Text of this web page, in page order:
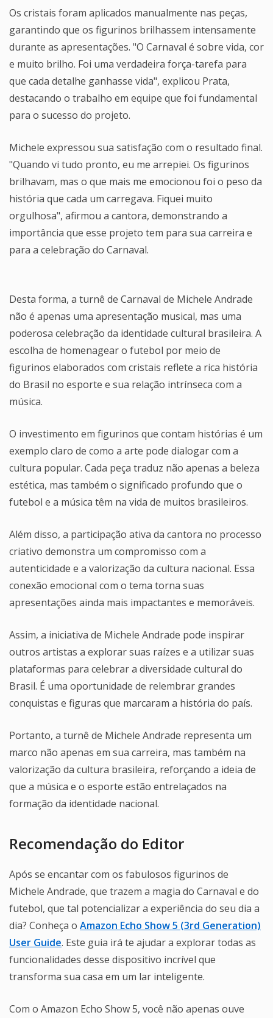
Os cristais foram aplicados manualmente nas peças,
garantindo que os figurinos brilhassem intensamente
durante as apresentações. "O Carnaval é sobre vida, cor
e muito brilho. Foi uma verdadeira força-tarefa para
que cada detalhe ganhasse vida", explicou Prata,
destacando o trabalho em equipe que foi fundamental
para o sucesso do projeto.
Michele expressou sua satisfação com o resultado final.
"Quando vi tudo pronto, eu me arrepiei. Os figurinos
brilhavam, mas o que mais me emocionou foi o peso da
história que cada um carregava. Fiquei muito
orgulhosa", afirmou a cantora, demonstrando a
importância que esse projeto tem para sua carreira e
para a celebração do Carnaval.
Desta forma, a turnê de Carnaval de Michele Andrade
não é apenas uma apresentação musical, mas uma
poderosa celebração da identidade cultural brasileira. A
escolha de homenagear o futebol por meio de
figurinos elaborados com cristais reflete a rica história
do Brasil no esporte e sua relação intrínseca com a
música.
O investimento em figurinos que contam histórias é um
exemplo claro de como a arte pode dialogar com a
cultura popular. Cada peça traduz não apenas a beleza
estética, mas também o significado profundo que o
futebol e a música têm na vida de muitos brasileiros.
Além disso, a participação ativa da cantora no processo
criativo demonstra um compromisso com a
autenticidade e a valorização da cultura nacional. Essa
conexão emocional com o tema torna suas
apresentações ainda mais impactantes e memoráveis.
Assim, a iniciativa de Michele Andrade pode inspirar
outros artistas a explorar suas raízes e a utilizar suas
plataformas para celebrar a diversidade cultural do
Brasil. É uma oportunidade de relembrar grandes
conquistas e figuras que marcaram a história do país.
Portanto, a turnê de Michele Andrade representa um
marco não apenas em sua carreira, mas também na
valorização da cultura brasileira, reforçando a ideia de
que a música e o esporte estão entrelaçados na
formação da identidade nacional.
Recomendação do Editor
Após se encantar com os fabulosos figurinos de
Michele Andrade, que trazem a magia do Carnaval e do
futebol, que tal potencializar a experiência do seu dia a
dia? Conheça o Amazon Echo Show 5 (3rd Generation)
User Guide. Este guia irá te ajudar a explorar todas as
funcionalidades desse dispositivo incrível que
transforma sua casa em um lar inteligente.
Com o Amazon Echo Show 5, você não apenas ouve